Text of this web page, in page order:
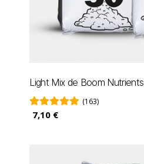
Light Mix de Boom Nutrients
(163)
7,10 €